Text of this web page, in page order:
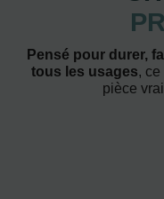
Pensé pour durer,
tous les usages,
pièce